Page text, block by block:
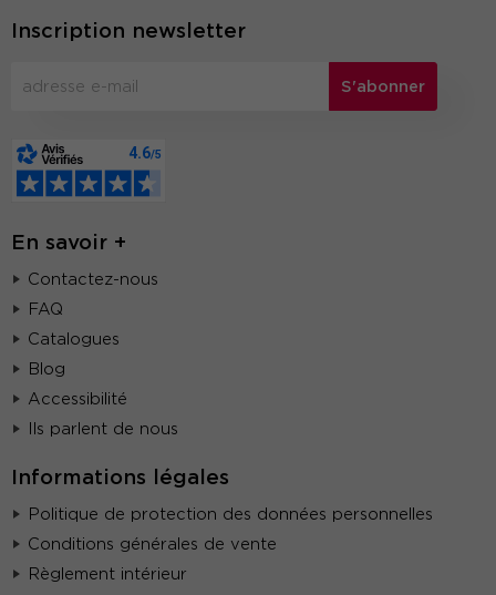
Inscription newsletter
S'abonner
En savoir +
Contactez-nous
FAQ
Catalogues
Blog
Accessibilité
Ils parlent de nous
Informations légales
Politique de protection des données personnelles
Conditions générales de vente
Règlement intérieur